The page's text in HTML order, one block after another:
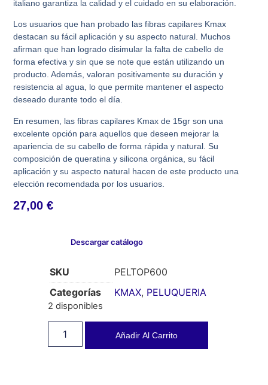
italiano garantiza la calidad y el cuidado en su elaboración.
Los usuarios que han probado las fibras capilares Kmax
destacan su fácil aplicación y su aspecto natural. Muchos
afirman que han logrado disimular la falta de cabello de
forma efectiva y sin que se note que están utilizando un
producto. Además, valoran positivamente su duración y
resistencia al agua, lo que permite mantener el aspecto
deseado durante todo el día.
En resumen, las fibras capilares Kmax de 15gr son una
excelente opción para aquellos que deseen mejorar la
apariencia de su cabello de forma rápida y natural. Su
composición de queratina y silicona orgánica, su fácil
aplicación y su aspecto natural hacen de este producto una
elección recomendada por los usuarios.
27,00€
Descargar catálogo
SKU
PELTOP600
Categorías
KMAX, PELUQUERIA
2 disponibles
Añadir Al Carrito